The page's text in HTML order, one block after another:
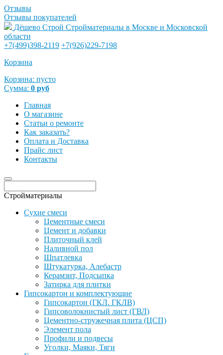
Отзывы
Отзывы покупателей
Дёшево Строй Стройматериалы в Москве и Московской
области
+7(499)398-2119 +7(926)229-7198
Корзина
Корзина: пусто
Сумма: 0 руб
Главная
О магазине
Статьи о ремонте
Как заказать?
Оплата и Доставка
Прайс лист
Контакты
Стройматериалы
Сухие смеси
Цементные смеси
Цемент и добавки
Плиточный клей
Наливной пол
Шпатлевка
Штукатурка, Алебастр
Керамзит, Подсыпка
Затирка для плитки
Гипсокартон и комплектующие
Гипсокартон (ГКЛ. ГКЛВ)
Гипсоволокнистый лист (ГВЛ)
Цементно-стружечная плита (ЦСП)
Элемент пола
Профили и подвесы
Уголки, Маяки, Тяги